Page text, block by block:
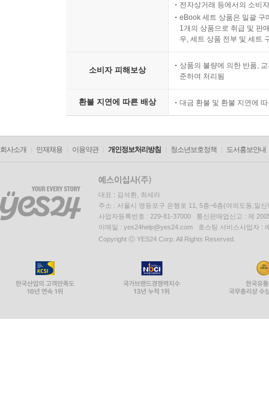
전자상거래 등에서의 소비
eBook 세트 상품은 일괄 구
1개의 상품으로 취급 및 판
우, 세트 상품 전부 및 세트
소비자 피해보상
상품의 불량에 의한 반품,
준하여 처리됨
환불 지연에 따른 배상 대금 환불 및 환불 지연에
회사소개 인재채용 이용약관 개인정보처리방침 청소년보호정책 도서홍보안내
대표 : 김석환, 최세라
주소 : 서울시 영등포구 은행로 11, 5층~6층(여의도동,일신
사업자등록번호 : 229-81-37000 통신판매업신고 : 제
이메일 : yes24help@yes24.com 호스팅 서비스사업자 :
Copyright ⓒ YES24 Corp. All Rights Reserved.